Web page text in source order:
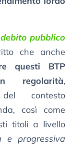
pubblico
che anche
questi BTP
regolarità,
contesto
così come
titoli a livello
e progressiva